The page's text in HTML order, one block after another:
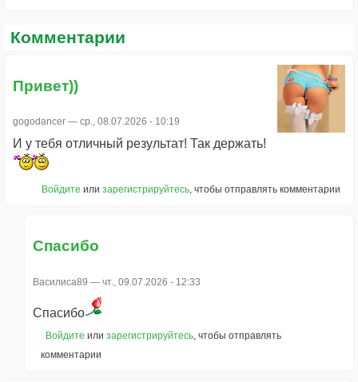
Комментарии
Привет))
gogodancer — ср., 08.07.2026 - 10:19
И у тебя отличный результат! Так держать!
Войдите или зарегистрируйтесь, чтобы отправлять комментарии
Спасибо
Василиса89 — чт., 09.07.2026 - 12:33
Спасибо
Войдите или зарегистрируйтесь , чтобы отправлять
комментарии